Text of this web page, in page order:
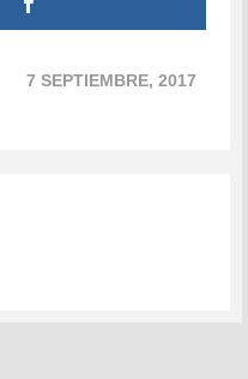
7 SEPTIEMBRE, 2017